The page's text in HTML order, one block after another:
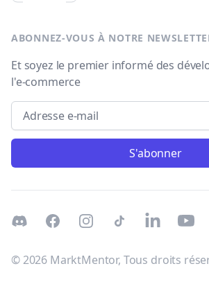
ABONNEZ-VOUS À NOTRE
Et soyez le premier informé des
l'e-commerce
Email address
S'abonner
DiscordFacebookInstagramTikTok LinkedIn
© 2026 MarktMentor, Tous droits